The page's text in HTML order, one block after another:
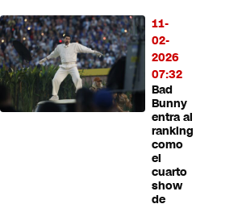
11-
02-
2026
07:32
Bad
Bunny
entra al
ranking
como
el
cuarto
show
de